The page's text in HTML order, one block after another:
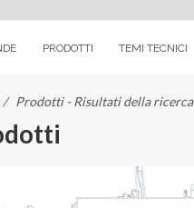
PRODOTTI TEMI TECNICI
/ Prodotti - Risultati della ricerca